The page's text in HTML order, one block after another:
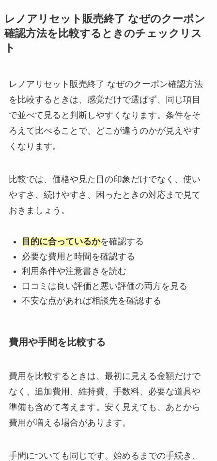
レノアリセット販売終了 なぜのクーポン
確認方法を比較するときのチェックリス
ト
レノアリセット販売終了 なぜのクーポン確認方法
を比較するときは、感覚だけで選ばず、同じ項目
で並べて見ると判断しやすくなります。条件をそ
ろえて比べることで、どこが違うのかが見えやす
くなります。
比較では、価格や見た目の印象だけでなく、使い
やすさ、続けやすさ、困ったときの対応まで見て
おきましょう。
目的に合っているかを確認する
必要な費用と時間を確認する
利用条件や注意書きを読む
口コミは良い評価と悪い評価の両方を見る
不安な点があれば相談先を確認する
費用や手間を比較する
費用を比較するときは、最初に見える金額だけで
なく、追加費用、維持費、手数料、必要な道具や
準備も含めて考えます。安く見えても、あとから
費用が増える場合があります。
手間についても同じです。始めるまでの手続き、